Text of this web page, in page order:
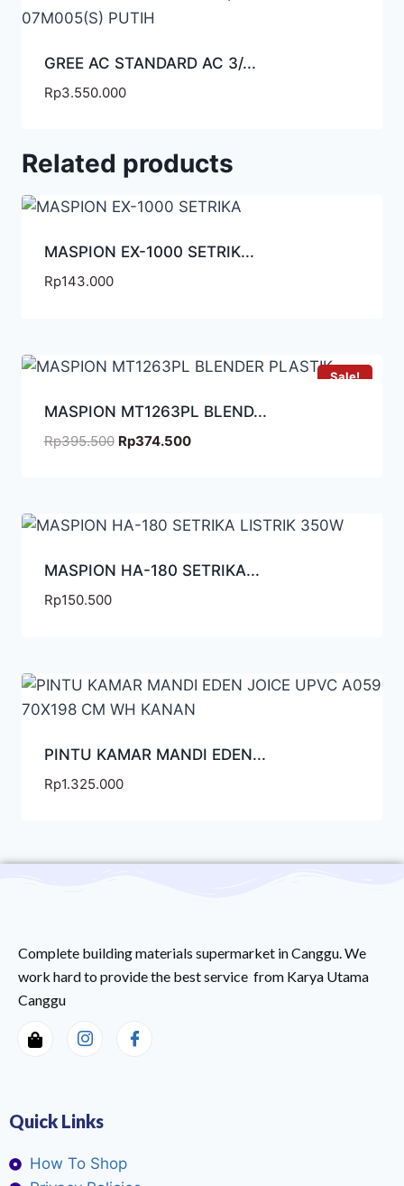
GREE AC STANDARD AC 3/...
Rp3.550.000
Related products
MASPION EX-1000 SETRIK...
Rp143.000
Sale!
MASPION MT1263PL BLEND...
Rp395.500 Rp374.500
MASPION HA-180 SETRIKA...
Rp150.500
PINTU KAMAR MANDI EDEN...
Rp1.325.000
Complete building materials supermarket in Canggu. We
work hard to provide the best service from Karya Utama
Canggu
Quick Links
How To Shop